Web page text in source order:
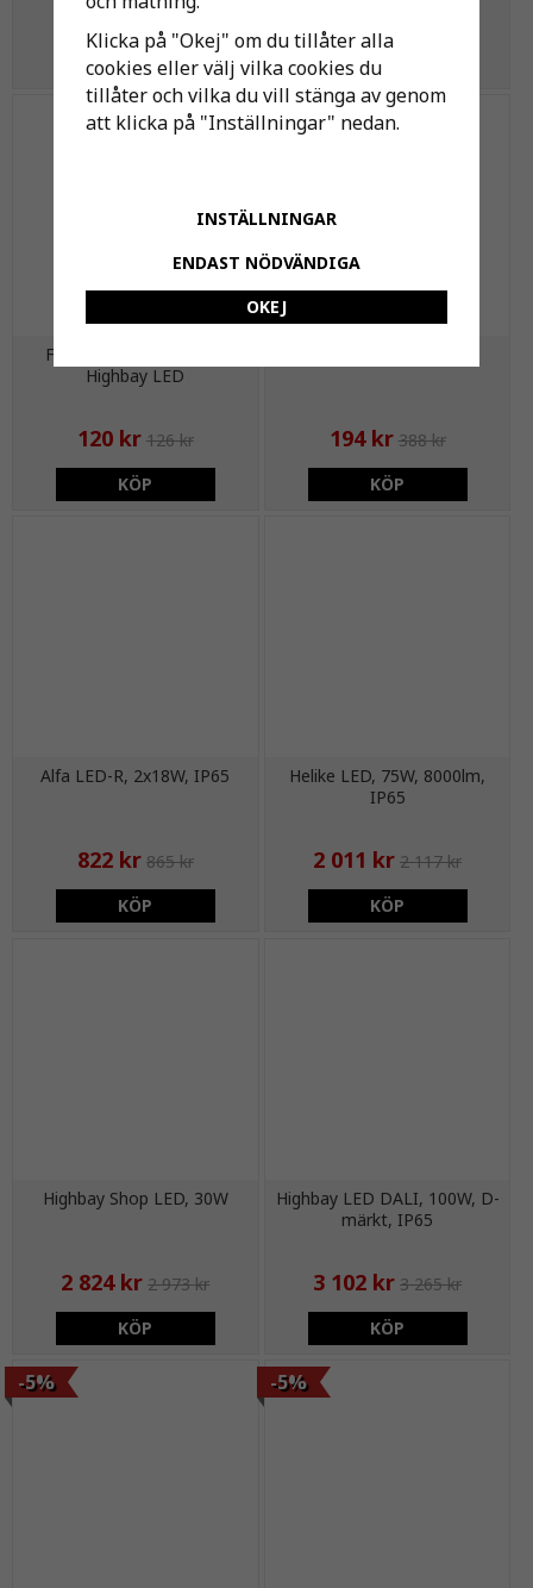
434 kr
457 kr
KÖP
KÖP
Frostat glas 100/150W,
Highbay LED
120 kr 126 kr
KÖP
-50%
194 kr 388 kr
KÖP
Alfa LED-R, 2x18W, IP65
822 kr 865 kr
KÖP
Helike LED, 75W, 8000lm,
IP65
2 011 kr 2 117 kr
KÖP
Highbay Shop LED, 30W
2 824 kr 2 973 kr
KÖP
Highbay LED DALI, 100W, D-
märkt, IP65
3 102 kr 3 265 kr
KÖP
-5% -5%
Klicka på "Okej" om du tillåter alla
cookies eller välj vilka cookies du
tillåter och vilka du vill stänga av genom
att klicka på "Inställningar" nedan.
INSTÄLLNINGAR
ENDAST NÖDVÄNDIGA
OKEJ